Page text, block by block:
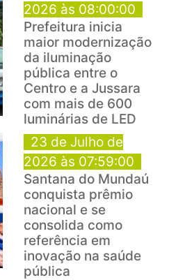
2026 às 08:00:00
Prefeitura inicia
maior modernização
da iluminação
pública entre o
Centro e a Jussara
com mais de 600
luminárias de LED
23 de Julho de
2026 às 07:59:00
Santana do Mundaú
conquista prêmio
nacional e se
consolida como
referência em
inovação na saúde
pública